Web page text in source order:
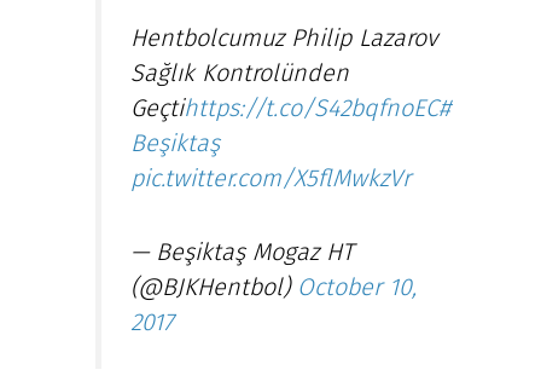
Hentbolcumuz Philip Lazarov
Sağlık Kontrolünden
Geçtihttps://t.co/S42bqfnoEC#
Beşiktaş
pic.twitter.com/X5flMwkzVr
— Beşiktaş Mogaz HT
(@BJKHentbol) October 10,
2017